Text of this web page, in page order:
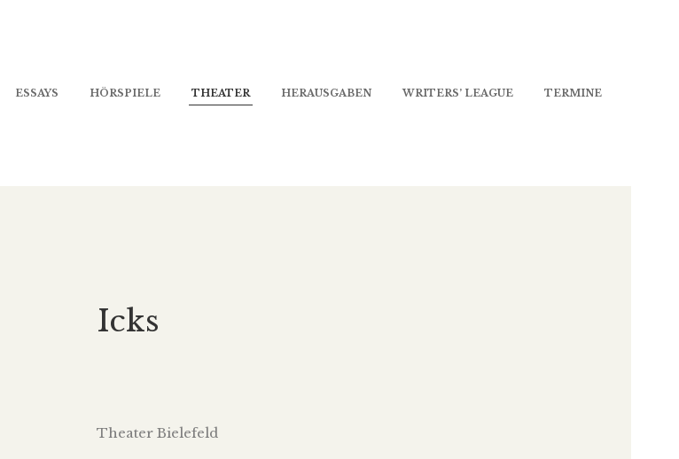
ESSAYS HÖRSPIELE THEATER HERAUSGABEN WRITERS’ LEAGUE TERMINE
Icks
Theater Bielefeld